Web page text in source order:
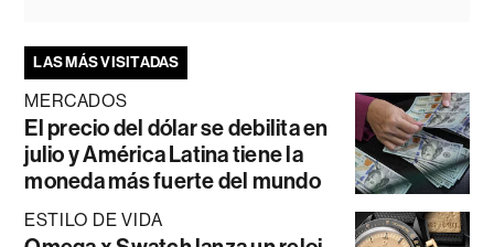
LAS MÁS VISITADAS
MERCADOS
El precio del dólar se debilita en
julio y América Latina tiene la
moneda más fuerte del mundo
ESTILO DE VIDA